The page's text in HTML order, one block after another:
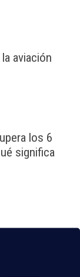
aviación
los 6
significa